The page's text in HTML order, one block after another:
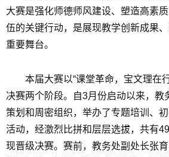
大赛是强化师德师风建设、塑造高素
伍的关键行动，是展现教学创新成果
重要舞台。
本届大赛以“课堂革命，宝文理在
决赛两个阶段。自3月份启动以来，教
策划和周密组织，举办了专题培训、
活动，经激烈比拼和层层选拔，共有
现晋级决赛。赛前，教务处副处长张